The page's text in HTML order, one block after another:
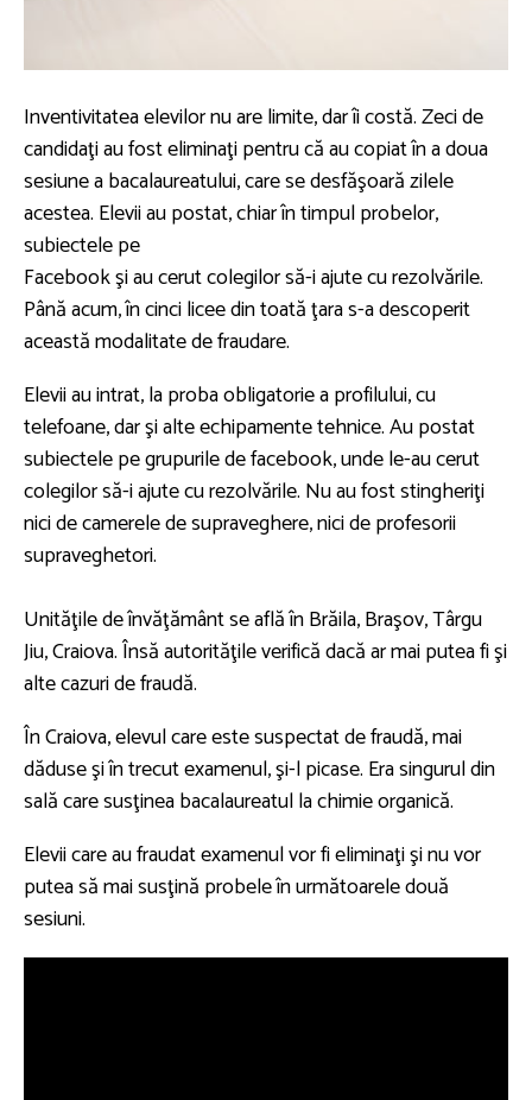
Inventivitatea elevilor nu are limite, dar îi costă. Zeci de
candidaţi au fost eliminaţi pentru că au copiat în a doua
sesiune a bacalaureatului, care se desfăşoară zilele
acestea. Elevii au postat, chiar în timpul probelor,
subiectele pe
Facebook şi au cerut colegilor să-i ajute cu rezolvările.
Până acum, în cinci licee din toată ţara s-a descoperit
această modalitate de fraudare.
Elevii au intrat, la proba obligatorie a profilului, cu
telefoane, dar şi alte echipamente tehnice. Au postat
subiectele pe grupurile de facebook, unde le-au cerut
colegilor să-i ajute cu rezolvările. Nu au fost stingheriţi
nici de camerele de supraveghere, nici de profesorii
supraveghetori.
Unităţile de învăţământ se află în Brăila, Braşov, Târgu
Jiu, Craiova. Însă autorităţile verifică dacă ar mai putea fi şi
alte cazuri de fraudă.
În Craiova, elevul care este suspectat de fraudă, mai
dăduse şi în trecut examenul, şi-l picase. Era singurul din
sală care susţinea bacalaureatul la chimie organică.
Elevii care au fraudat examenul vor fi eliminaţi şi nu vor
putea să mai susţină probele în următoarele două
sesiuni.